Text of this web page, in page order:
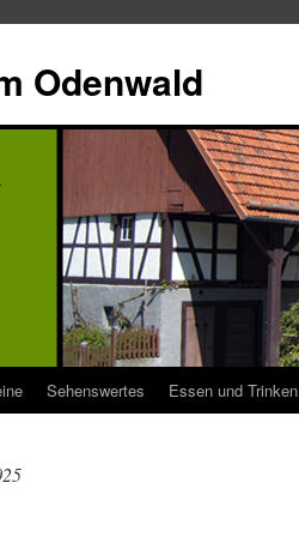
Odenwald
Sehenswertes Essen und Trinken